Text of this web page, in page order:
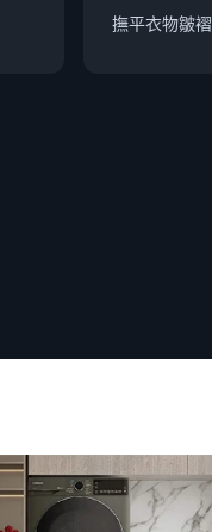
撫平衣物皺褶